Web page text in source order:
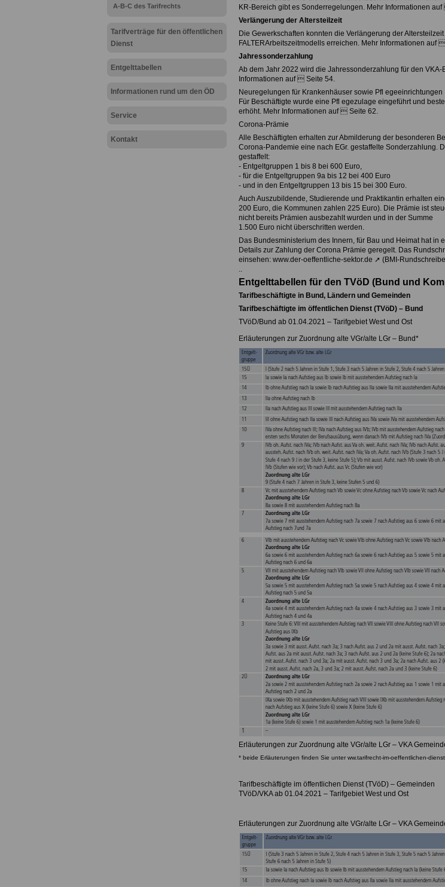
A-B-C des Tarifrechts
Tarifverträge für den öffentlichen
Dienst
Entgelttabellen
Informationen rund um den ÖD
Service
Kontakt
KR-Bereich gibt es Sonderregelungen. Mehr Informationen
Verlängerung der Altersteilzeit
Die Gewerkschaften konnten die Verlängerung der
FALTERArbeitszeitmodells erreichen. Mehr Informationen auf
Jahressonderzahlung
Ab dem Jahr 2022 wird die Jahressonderzahlung für den VKA-
Informationen auf  Seite 54.
Neuregelungen für Krankenhäuser sowie Pfl egeeinrichtungen
Für Beschäftigte wurde eine Pfl egezulage eingeführt und
erhöht. Mehr Informationen auf  Seite 62.
Corona-Prämie
Alle Beschäftigten erhalten zur Abmilderung der besonderen
Corona-Pandemie eine nach EGr. gestaffelte Sonderzahlung.
gestaffelt:
- Entgeltgruppen 1 bis 8 bei 600 Euro,
- für die Entgeltgruppen 9a bis 12 bei 400 Euro
- und in den Entgeltgruppen 13 bis 15 bei 300 Euro.
Auch Auszubildende, Studierende und Praktikantin erhalten
200 Euro, die Kommunen zahlen 225 Euro). Die Prämie ist
nicht bereits Prämien ausbezahlt wurden und in der Summe
1.500 Euro nicht überschritten werden.
Das Bundesministerium des Innern, für Bau und Heimat hat in
Details zur Zahlung der Corona Prämie geregelt. Das
einsehen: www.der-oeffentliche-sektor.de ➚ (BMI-
..
Entgelttabellen für den TVöD (Bund und
Tarifbeschäftigte in Bund, Ländern und Gemeinden
Tarifbeschäftigte im öffentlichen Dienst (TVöD) – Bund
TVöD/Bund ab 01.04.2021 – Tarifgebiet West und Ost
Erläuterungen zur Zuordnung alte VGr/alte LGr – Bund*
Erläuterungen zur Zuordnung alte VGr/alte LGr – VKA
* beide Erläuterungen finden Sie unter ww.tarifrecht-im-oeffentlichen-
Tarifbeschäftigte im öffentlichen Dienst (TVöD) – Gemeinden
TVöD/VKA ab 01.04.2021 – Tarifgebiet West und Ost
Erläuterungen zur Zuordnung alte VGr/alte LGr – VKA